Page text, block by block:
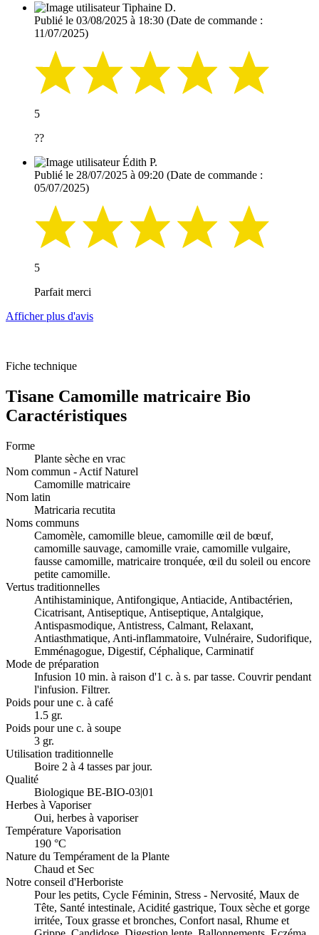
Tiphaine D.
Publié le 03/08/2025 à 18:30 (Date de commande :
11/07/2025)
5
??
Édith P.
Publié le 28/07/2025 à 09:20 (Date de commande :
05/07/2025)
5
Parfait merci
Afficher plus d'avis
Fiche technique
Tisane Camomille matricaire Bio
Caractéristiques
Forme
Plante sèche en vrac
Nom commun - Actif Naturel
Camomille matricaire
Nom latin
Matricaria recutita
Noms communs
Camomèle, camomille bleue, camomille œil de bœuf,
camomille sauvage, camomille vraie, camomille vulgaire,
fausse camomille, matricaire tronquée, œil du soleil ou encore
petite camomille.
Vertus traditionnelles
Antihistaminique, Antifongique, Antiacide, Antibactérien,
Cicatrisant, Antiseptique, Antiseptique, Antalgique,
Antispasmodique, Antistress, Calmant, Relaxant,
Antiasthmatique, Anti-inflammatoire, Vulnéraire, Sudorifique,
Emménagogue, Digestif, Céphalique, Carminatif
Mode de préparation
Infusion 10 min. à raison d'1 c. à s. par tasse. Couvrir pendant
l'infusion. Filtrer.
Poids pour une c. à café
1.5 gr.
Poids pour une c. à soupe
3 gr.
Utilisation traditionnelle
Boire 2 à 4 tasses par jour.
Qualité
Biologique BE-BIO-03|01
Herbes à Vaporiser
Oui, herbes à vaporiser
Température Vaporisation
190 °C
Nature du Tempérament de la Plante
Chaud et Sec
Notre conseil d'Herboriste
Pour les petits, Cycle Féminin, Stress - Nervosité, Maux de
Tête, Santé intestinale, Acidité gastrique, Toux sèche et gorge
irritée, Toux grasse et bronches, Confort nasal, Rhume et